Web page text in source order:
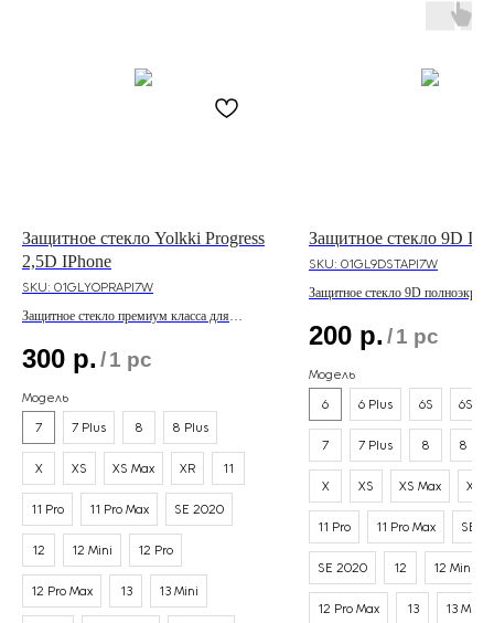
Защитное стекло Yolkki Progress
2,5D IPhone
SKU: 01GLYOPRAPI7W
Защитное стекло премиум класса для
300 р. /1 pc
Модель
7
7 Plus 8 8 Plus
X XS XS Max XR 11
11 Pro 11 Pro Max SE 2020
12 12 Mini 12 Pro
12 Pro Max 13 13 Mini
Защитное стекло 9D
SKU: 01GL9DSTAPI7W
Защитное стекло 9D
200 р. /1 pc
Модель
6
6 Plus 6S 6S
7 7 Plus 8 8 Plus
X XS XS Max XR
11 Pro 11 Pro Max SE
SE 2020 12 12 Mini
12 Pro Max 13 13 Mini